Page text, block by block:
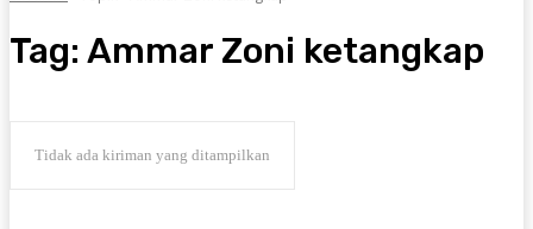
Tag: Ammar Zoni ketangkap
Tidak ada kiriman yang ditampilkan